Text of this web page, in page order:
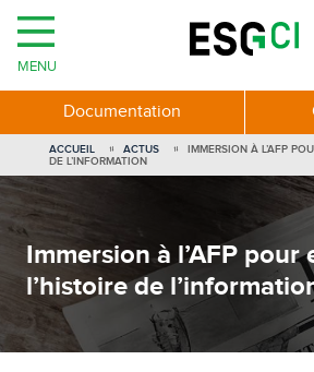
Immersion à l’AFP pour
l’histoire de
ACCUEIL ACTUS
IMMERSION À L’AFP
DE L’INFORMATION
MENU
Documentation